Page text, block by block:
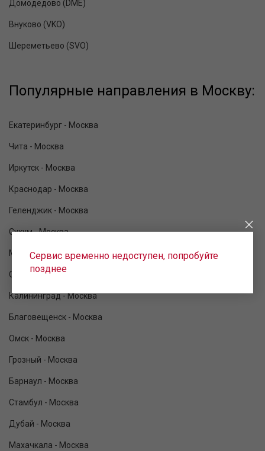
Домодедово (DME)
Внуково (VKO)
Шереметьево (SVO)
Популярные направления в Москву:
Екатеринбург - Москва
Чита - Москва
Иркутск - Москва
Краснодар - Москва
Геленджик - Москва
Сухум - Москва
Минеральные Воды - Москва
Сочи - Москва
Калининград - Москва
Благовещенск - Москва
Омск - Москва
Грозный - Москва
Барнаул - Москва
Стамбул - Москва
Дубай - Москва
Махачкала - Москва
Сервис временно недоступен, попробуйте
позднее